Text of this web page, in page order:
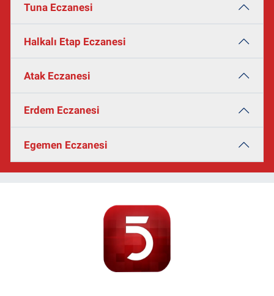
Tuna Eczanesi
Halkalı Etap Eczanesi
Atak Eczanesi
Erdem Eczanesi
Egemen Eczanesi